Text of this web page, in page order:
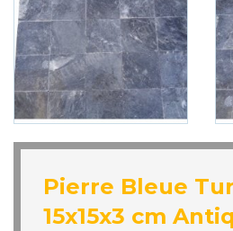
Pierre Bleue
15x15x3 cm